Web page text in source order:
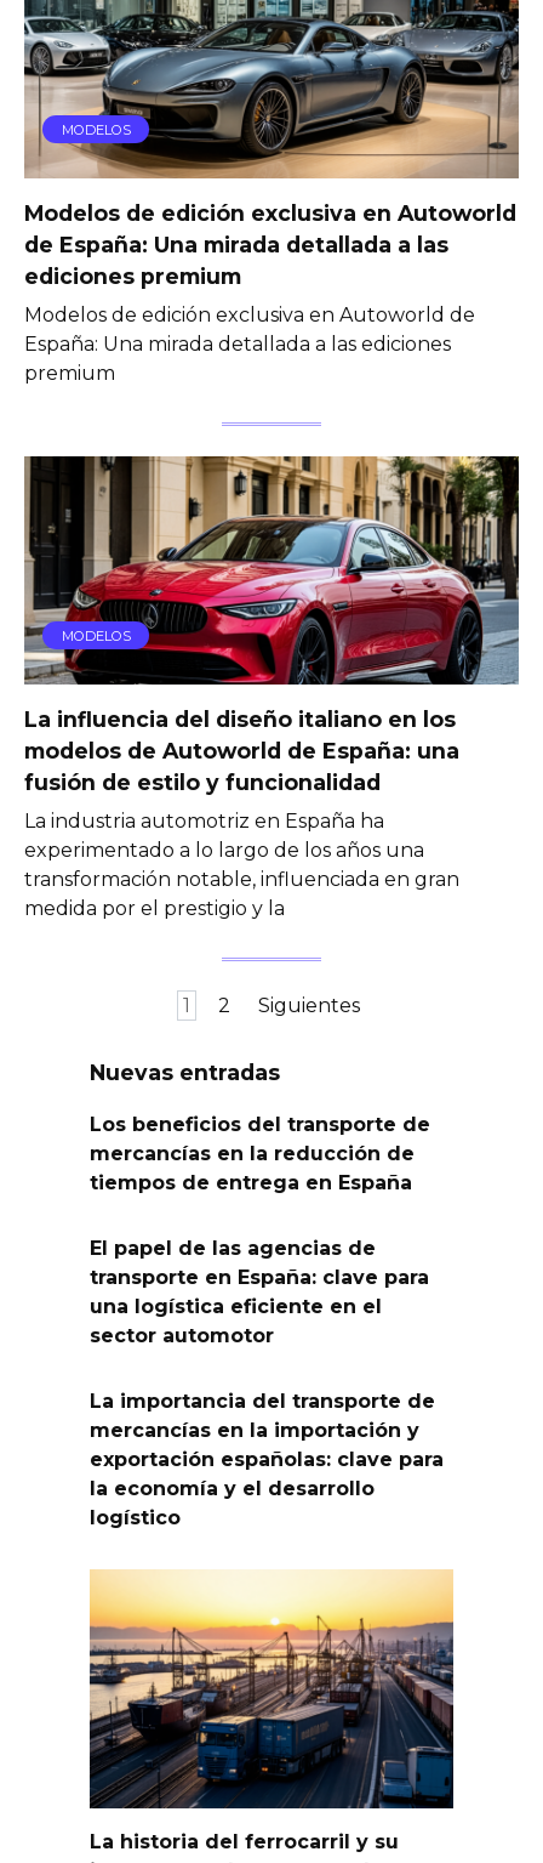
MODELOS
Modelos de edición exclusiva en Autoworld
de España: Una mirada detallada a las
ediciones premium
Modelos de edición exclusiva en Autoworld de
España: Una mirada detallada a las ediciones
premium
MODELOS
La influencia del diseño italiano en los
modelos de Autoworld de España: una
fusión de estilo y funcionalidad
La industria automotriz en España ha
experimentado a lo largo de los años una
transformación notable, influenciada en gran
medida por el prestigio y la
entradas
1 2 Siguientes
Nuevas entradas
Los beneficios del transporte de
mercancías en la reducción de
tiempos de entrega en España
El papel de las agencias de
transporte en España: clave para
una logística eficiente en el
sector automotor
La importancia del transporte de
mercancías en la importación y
exportación españolas: clave para
la economía y el desarrollo
logístico
La historia del ferrocarril y su